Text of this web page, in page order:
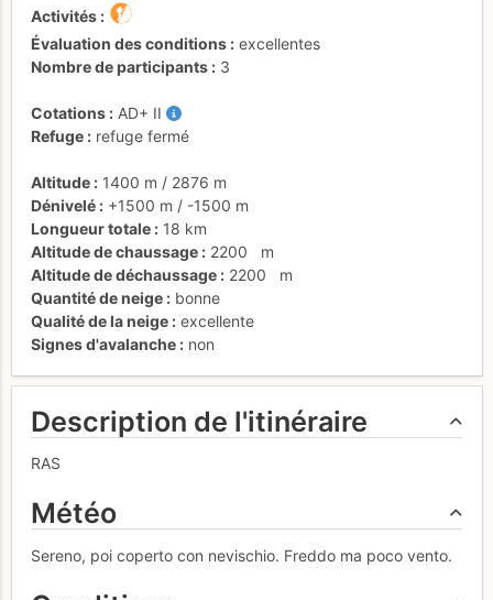
Activités
Évaluation des conditions
excellentes
Nombre de participants
3
Cotations AD+ II
Refuge
refuge fermé
Altitude 1400 m / 2876 m
Dénivelé
+1500 m / -1500 m
Longueur totale
18 km
Altitude de chaussage
2200
m
Altitude de déchaussage
2200
m
Quantité de neige
bonne
Qualité de la neige
excellente
Signes d'avalanche
non
Description de l'itinéraire
RAS
Météo
Sereno, poi coperto con nevischio. Freddo ma poco vento.